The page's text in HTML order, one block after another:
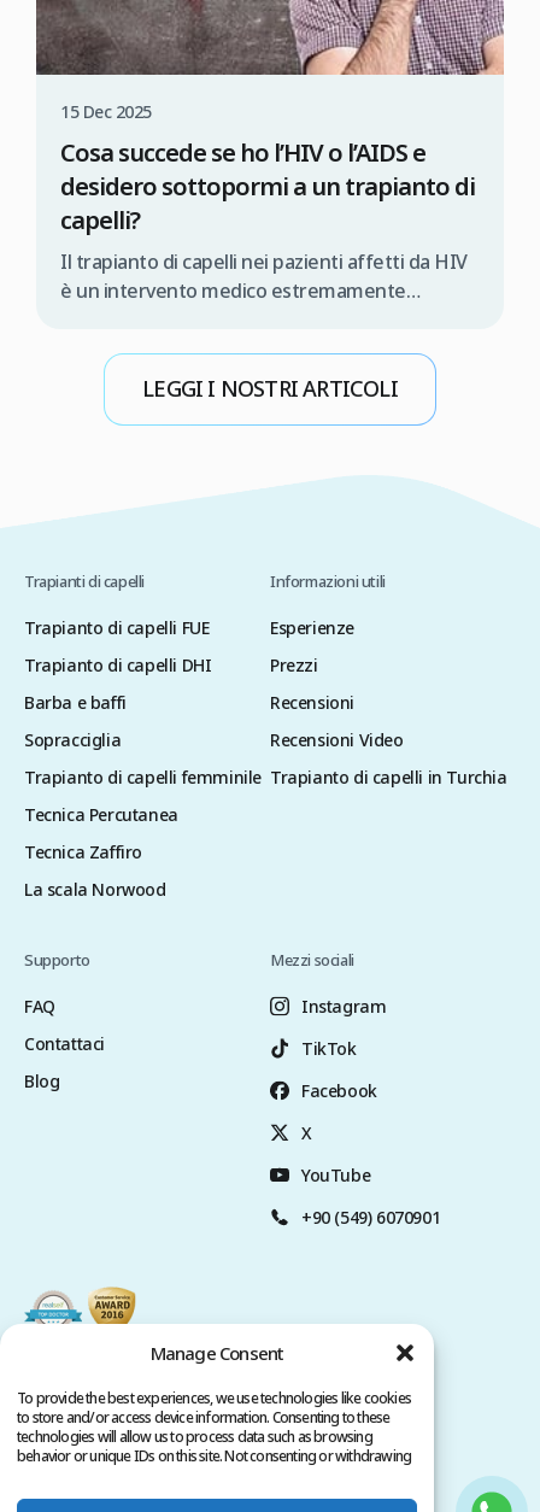
Manage Consent
To provide the best experiences, we use technologies like cookies
to store and/or access device information. Consenting to these
technologies will allow us to process data such as browsing
behavior or unique IDs on this site. Not consenting or withdrawing
15 Dec 2025
Cosa succede se ho l’HIV o l’AIDS e
desidero sottopormi a un trapianto di
capelli?
Il trapianto di capelli nei pazienti affetti da HIV
è un intervento medico estremamente
esclusivamente da un’équipe medica
specializzata e in condizioni rigorosamente
controllate. In caso contrario, esiste il rischio di
trasmissione del virus durante l’intervento
di sottoporti a un trapianto di capelli […]
LEGGI I NOSTRI ARTICOLI
Trapianti di capelli
Trapianto di capelli FUE
Trapianto di capelli DHI
Barba e baffi
Sopracciglia
Trapianto di capelli femminile
Tecnica Percutanea
Tecnica Zaffiro
La scala Norwood
Informazioni utili
Esperienze
Prezzi
Recensioni
Recensioni Video
Trapianto di capelli in Turchia
Supporto
FAQ
Contattaci
Blog
Mezzi sociali
Instagram
TikTok
Facebook
X
YouTube
+90 (549) 6070901